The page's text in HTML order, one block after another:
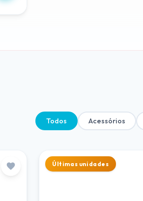
Todos Acessórios
Últimas unidades